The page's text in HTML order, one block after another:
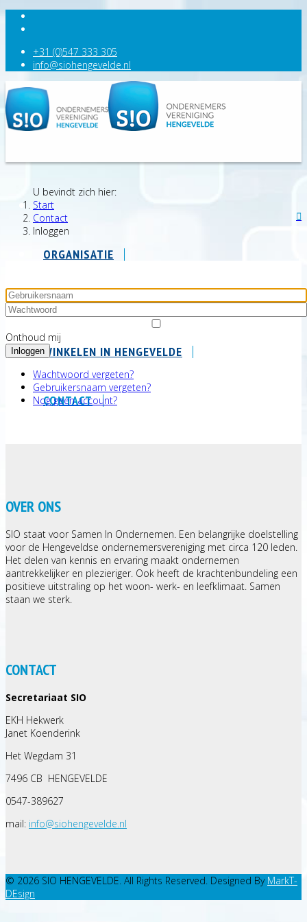
+31 (0)547 333 305
info@siohengevelde.nl
ORGANISATIE
AGENDA
WINKELEN IN HENGEVELDE
CONTACT
U bevindt zich hier:
Start
Contact
Inloggen
Onthoud mij
Inloggen
Wachtwoord vergeten?
Gebruikersnaam vergeten?
Nog geen account?
OVER ONS
SIO staat voor Samen In Ondernemen. Een belangrijke doelstelling
voor de Hengeveldse ondernemersvereniging met circa 120 leden.
Het delen van kennis en ervaring maakt ondernemen
aantrekkelijker en plezieriger. Ook heeft de krachtenbundeling een
positieve uitstraling op het woon- werk- en leefklimaat. Samen
staan we sterk.
CONTACT
Secretariaat SIO
EKH Hekwerk
Janet Koenderink
Het Wegdam 31
7496 CB HENGEVELDE
0547-389627
mail: info@siohengevelde.nl
© 2026 SIO HENGEVELDE. All Rights Reserved. Designed By MarkT-
DEsign